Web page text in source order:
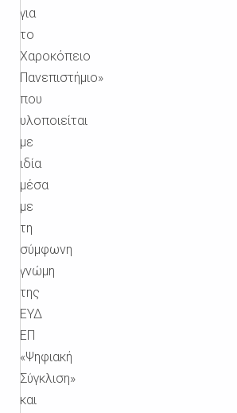
για
το
Χαροκόπειο
Πανεπιστήμιο»
που
υλοποιείται
με
ιδία
μέσα
με
τη
σύμφωνη
γνώμη
της
ΕΥΔ
ΕΠ
«Ψηφιακή
Σύγκλιση»
και